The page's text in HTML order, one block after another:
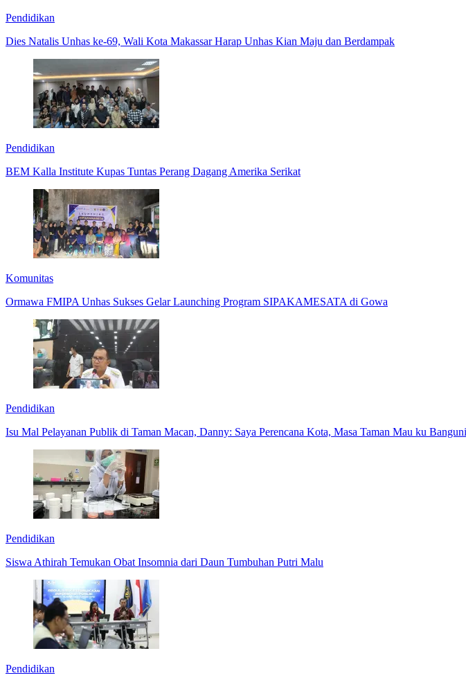
Pendidikan
Dies Natalis Unhas ke-69, Wali Kota Makassar Harap Unhas Kian Maju dan Berdampak
Pendidikan
BEM Kalla Institute Kupas Tuntas Perang Dagang Amerika Serikat
Komunitas
Ormawa FMIPA Unhas Sukses Gelar Launching Program SIPAKAMESATA di Gowa
Pendidikan
Isu Mal Pelayanan Publik di Taman Macan, Danny: Saya Perencana Kota, Masa Taman Mau ku Banguni
Pendidikan
Siswa Athirah Temukan Obat Insomnia dari Daun Tumbuhan Putri Malu
Pendidikan